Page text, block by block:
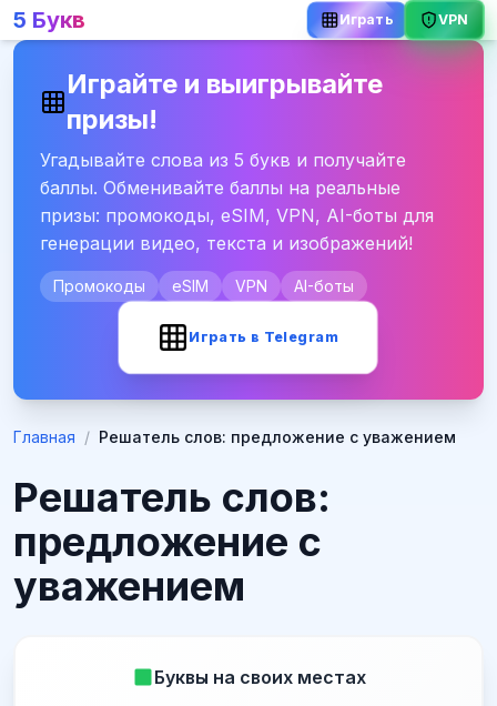
5 Букв Играть VPN
Играйте и выигрывайте
призы!
Угадывайте слова из 5 букв и получайте
баллы. Обменивайте баллы на реальные
призы: промокоды, eSIM, VPN, AI-боты для
генерации видео, текста и изображений!
Промокоды eSIM VPN AI-боты
Играть в Telegram
Главная / Решатель слов: предложение с уважением
Решатель слов:
предложение с
уважением
Буквы на своих местах